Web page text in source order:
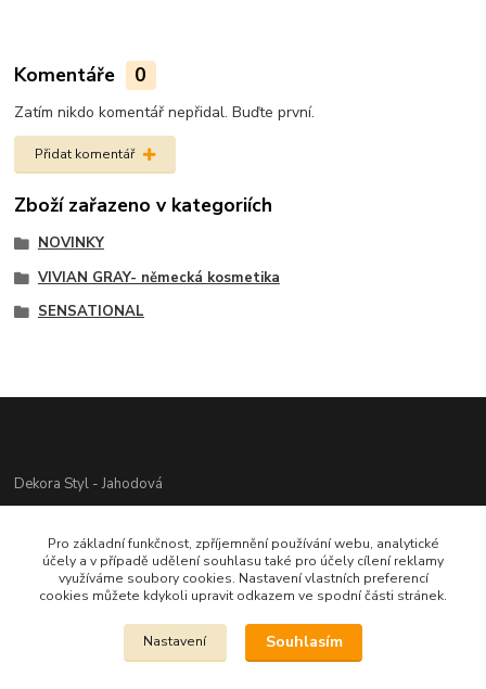
Komentáře 0
Zatím nikdo komentář nepřidal. Buďte první.
Přidat komentář
Zboží zařazeno v kategoriích
NOVINKY
VIVIAN GRAY- německá kosmetika
SENSATIONAL
Dekora Styl - Jahodová
721312944
info@zbozi-darky.cz
Pro základní funkčnost, zpříjemnění používání webu, analytické
účely a v případě udělení souhlasu také pro účely cílení reklamy
využíváme soubory cookies. Nastavení vlastních preferencí
cookies můžete kdykoli upravit odkazem ve spodní části stránek.
Nastavení Souhlasím